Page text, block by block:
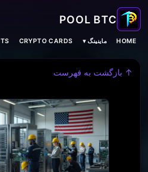
HOME ماینینگ ▾ CRYPTO CARDS
↑ بازگشت به فهرست